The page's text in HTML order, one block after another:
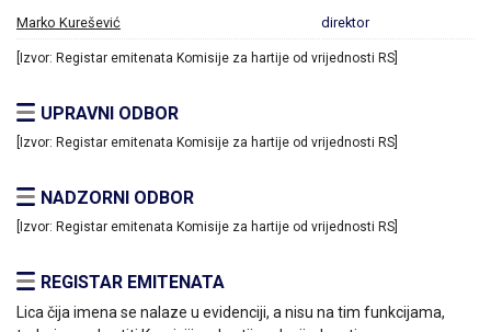
Marko Kurešević direktor
[Izvor: Registar emitenata Komisije za hartije od vrijednosti RS]
UPRAVNI ODBOR
[Izvor: Registar emitenata Komisije za hartije od vrijednosti RS]
NADZORNI ODBOR
[Izvor: Registar emitenata Komisije za hartije od vrijednosti RS]
REGISTAR EMITENATA
Lica čija imena se nalaze u evidenciji, a nisu na tim funkcijama,